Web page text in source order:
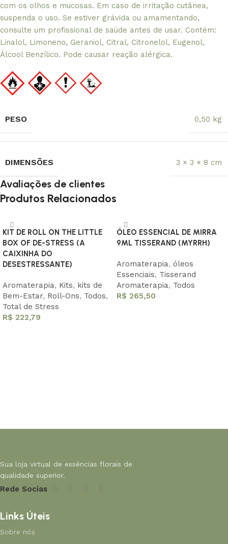
com os olhos e mucosas. Em caso de irritação cutânea,
suspenda o uso. Se estiver grávida ou amamentando,
consulte um profissional de saúde antes de usar. Contém:
Linalol, Limoneno, Geraniol, Citral, Citronelol, Eugenol,
Álcool Benzílico. Pode causar reação alérgica.
PESO 0,50 kg
DIMENSÕES 3 × 3 × 8 cm
Avaliações de clientes
Produtos Relacionados
KIT DE ROLL ON THE LITTLE
BOX OF DE-STRESS (A
CAIXINHA DO
DESESTRESSANTE)
Aromaterapia, Kits, kits de
Bem-Estar, Roll-Ons, Todos,
Total de Stress
R$ 222,79
ÓLEO ESSENCIAL DE MIRRA
9ML TISSERAND (MYRRH)
Aromaterapia, óleos
Essenciais, Tisserand
Aromaterapia, Todos
R$ 265,50
Sua loja virtual de essências florais de
qualidade superior.
Rede Socias
Links Úteis
Sobre nós